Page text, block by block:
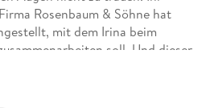
Rosenbaum & Söhne hat
mit dem Irina beim
soll. Und dieser